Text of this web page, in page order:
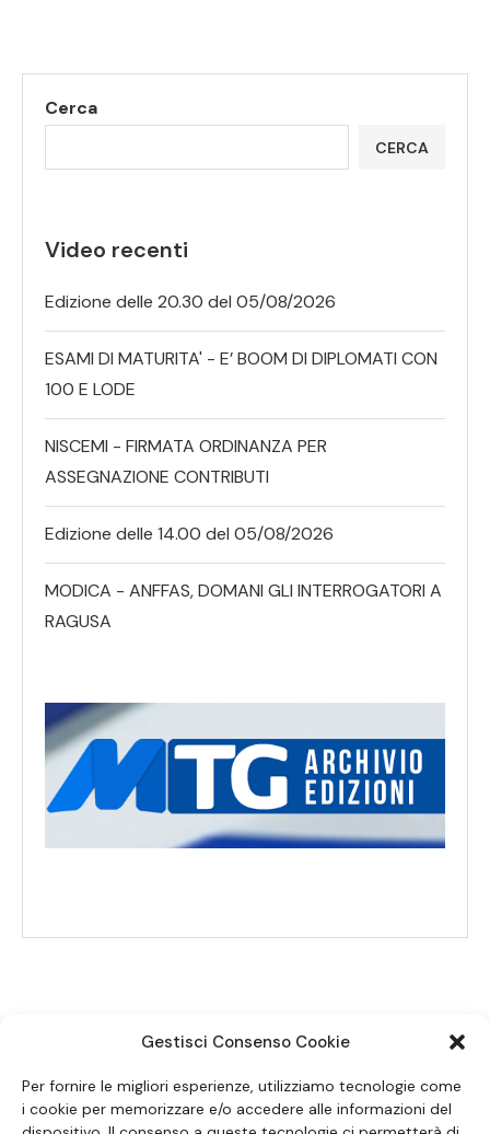
Gestisci Consenso Cookie
Per fornire le migliori esperienze, utilizziamo tecnologie come
i cookie per memorizzare e/o accedere alle informazioni del
Cerca
CERCA
Video recenti
Edizione delle 20.30 del 05/08/2026
ESAMI DI MATURITA' - E’ BOOM DI DIPLOMATI CON
100 E LODE
NISCEMI - FIRMATA ORDINANZA PER
ASSEGNAZIONE CONTRIBUTI
Edizione delle 14.00 del 05/08/2026
MODICA - ANFFAS, DOMANI GLI INTERROGATORI A
RAGUSA
SEGUICI SUI SOCIAL